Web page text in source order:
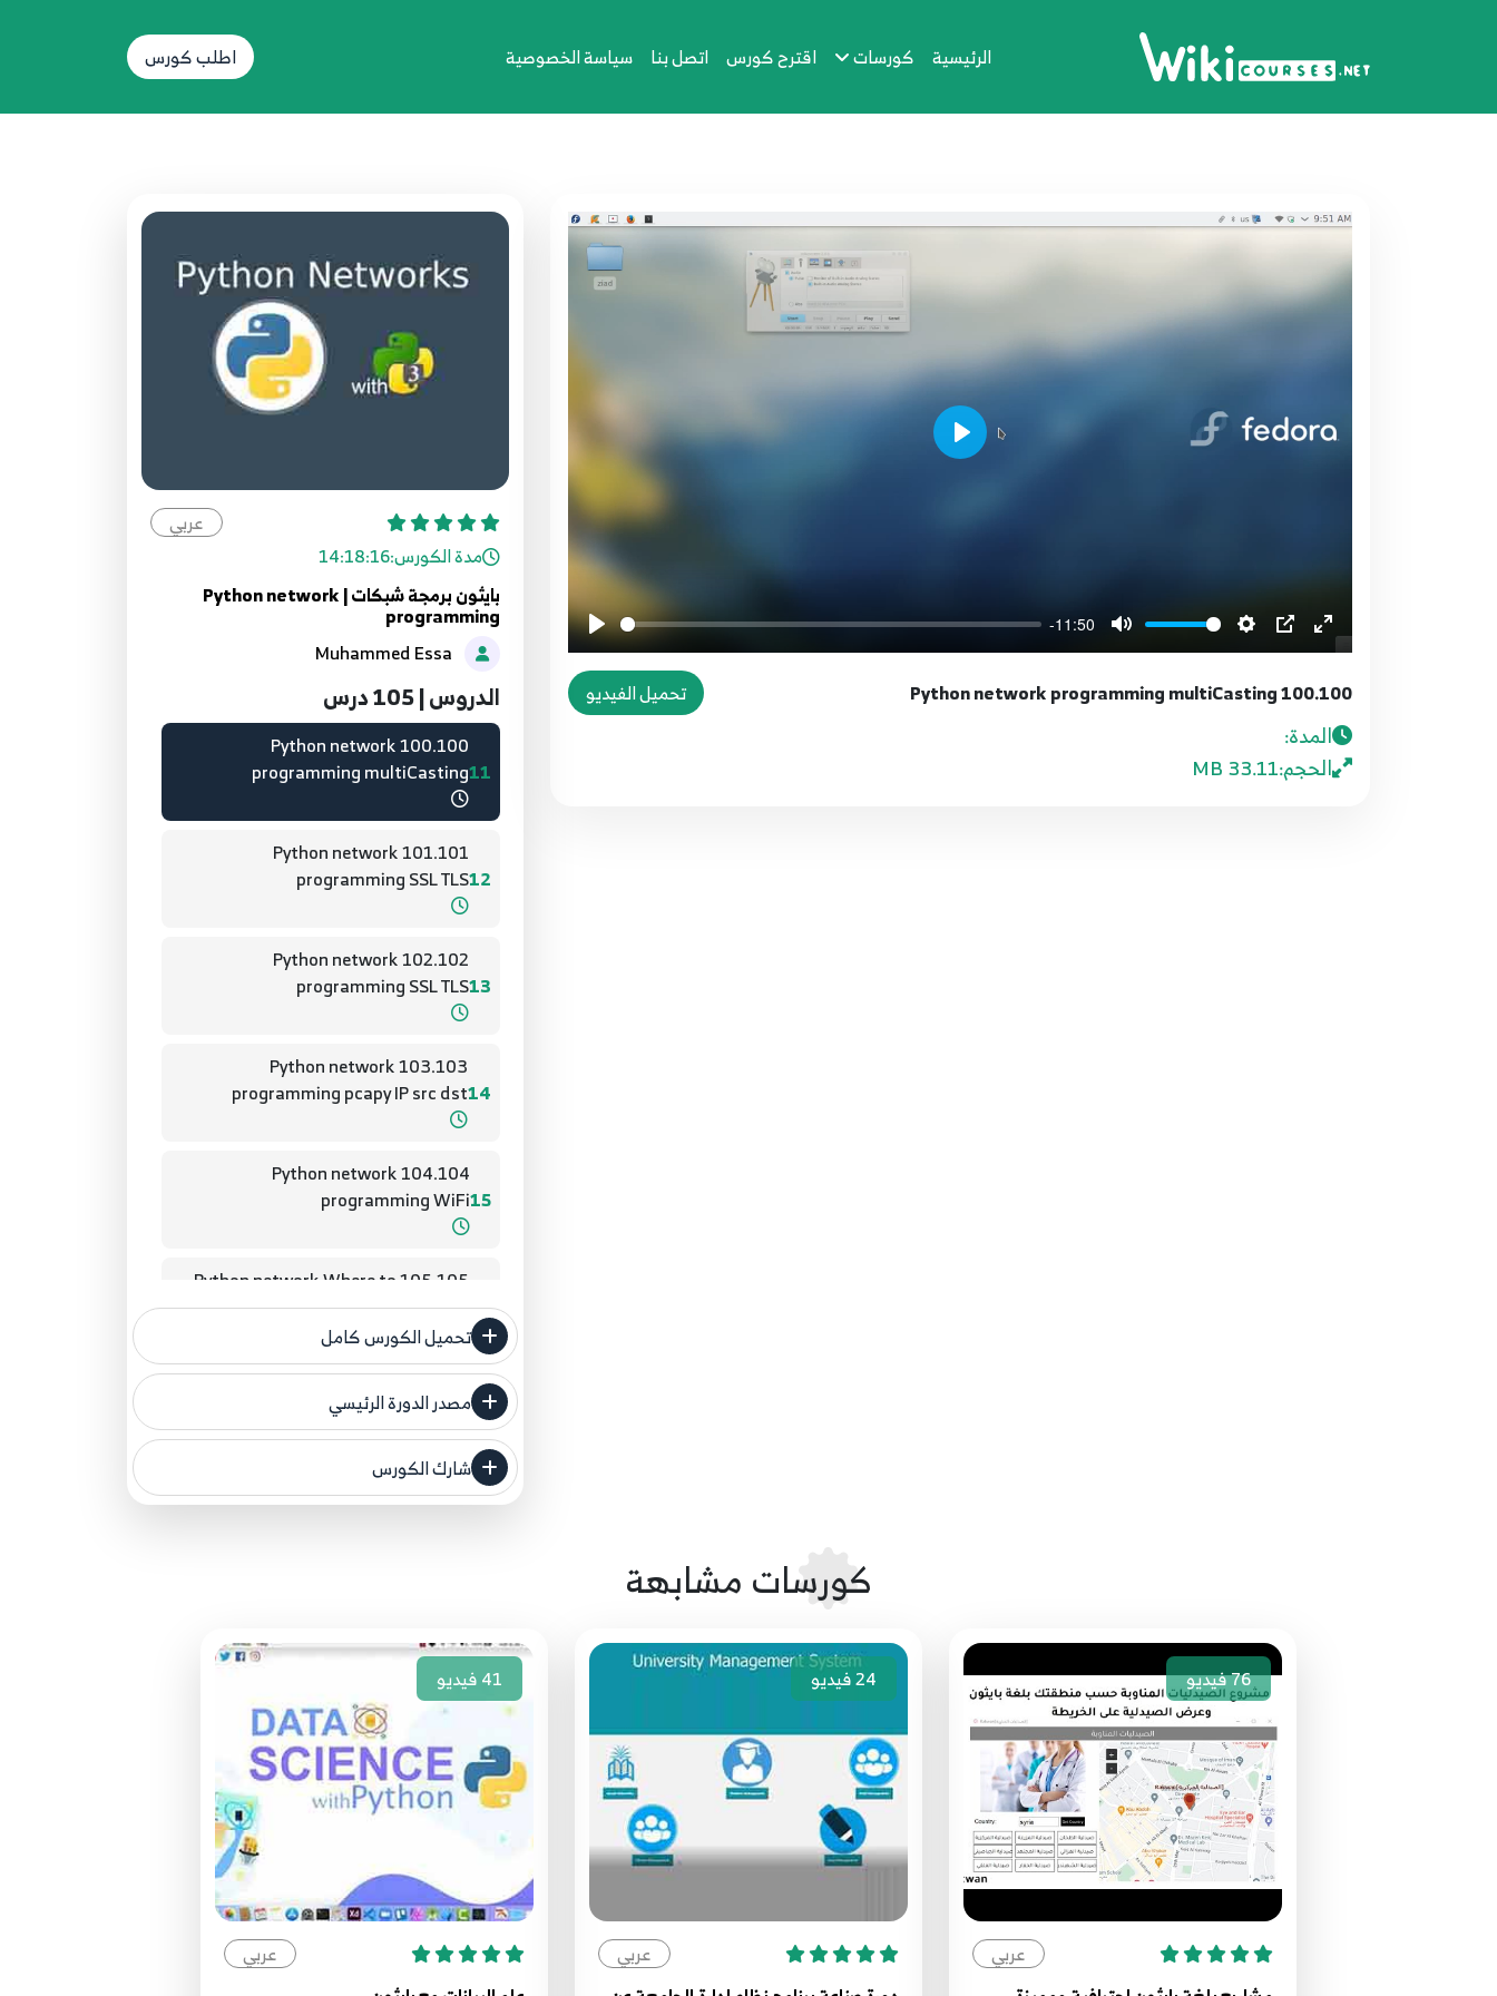
الرئيسية كورسات اقترح كورس اتصل بنا سياسة الخصوصية اطلب كورس
-11:50
Play
100.100 Python network programming multiCasting تحميل الفيديو
المدة:
الحجم:33.11 MB
عربي
مدة الكورس:14:18:16
بايثون برمجة شبكات | Python network
programming
الدروس | 105 درس
05.5 Python network programming
المواقع
07.7 Python network programming
08.8 Python network programming
استخدام REQUESTS في الحصول على
9
09.9 Python network programming ----
بمساعدة requests
10
--- بمساعدة HttpConnection
11
100.100 Python network
programming multiCasting
12
101.101 Python network
programming SSL TLS
13
102.102 Python network
programming SSL TLS
14
103.103 Python network
programming pcapy IP src dst
15
104.104 Python network
programming WiFi
16
105.105 Python network Where to
Go dst
17--- بمساعدة Socket link layer
12.12 Python network programming -
19-- الية عمل تطبيقات بايثون
20
14.14 Python network programming
بروتوكول الانترنت
15.15 Python network programming -
--- IP & Hostname
16.16 Python network programming -
تحميل الكورس كامل
مصدر الدورة الرئيسي
فنحن لا ندعي ملكية أي دورة ولهذا نضع المصدر
مصدر الدورة الرئيسي
شارك الكورس
كورسات مشابهة
76فيديو
عربي
24فيديو
عربي
41فيديو
عربي